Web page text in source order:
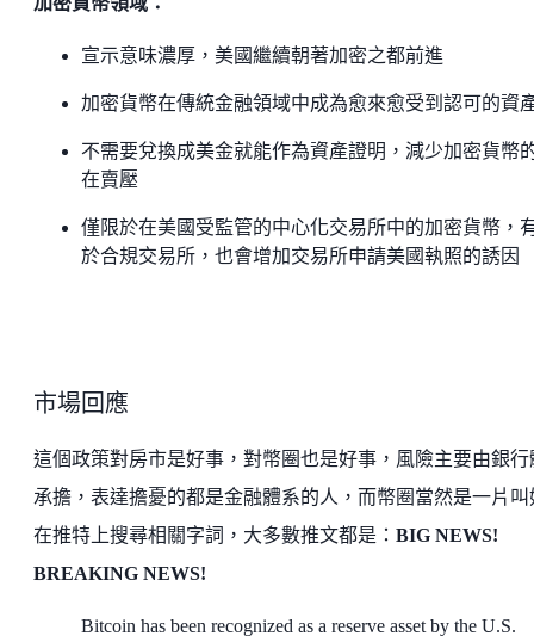
宣示意味濃厚，美國繼續朝著加密之都前進
加密貨幣在傳統金融領域中成為愈來愈受到認可的資
不需要兌換成美金就能作為資產證明，減少加密貨幣
在賣壓
僅限於在美國受監管的中心化交易所中的加密貨幣，
於合規交易所，也會增加交易所申請美國執照的誘因
市場回應
這個政策對房市是好事，對幣圈也是好事，風險主要由銀行
承擔，表達擔憂的都是金融體系的人，而幣圈當然是一片叫
在推特上搜尋相關字詞，大多數推文都是： BIG NEWS!
BREAKING NEWS!
Bitcoin has been recognized as a reserve asset by the U.S.